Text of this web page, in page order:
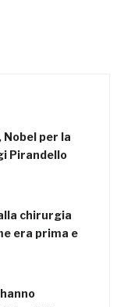
per la
Pirandello
chirurgia
era prima e